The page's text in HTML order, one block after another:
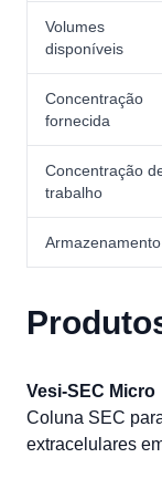
Volumes
disponíveis
Concentração
fornecida
Concentração
trabalho
Armazenamento
Vesi-SEC Micro
Coluna SEC
extracelulares